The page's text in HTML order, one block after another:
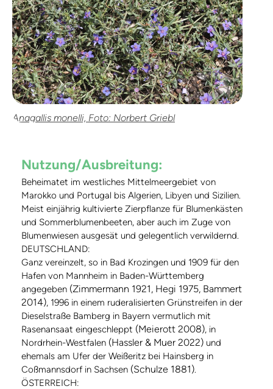
Anagallis monelli, Foto: Norbert Griebl
Nutzung/Ausbreitung:
Beheimatet im westliches Mittelmeergebiet von
Marokko und Portugal bis Algerien, Libyen und Sizilien.
Meist einjährig kultivierte Zierpflanze für Blumenkästen
und Sommerblumenbeeten, aber auch im Zuge von
Blumenwiesen ausgesät und gelegentlich verwildernd.
DEUTSCHLAND:
Ganz vereinzelt, so in Bad Krozingen und 1909 für den
Hafen von Mannheim in Baden-Württemberg
angegeben (Zimmermann 1921, Hegi 1975, Bammert
2014), 1996 in einem ruderalisierten Grünstreifen in der
Dieselstraße Bamberg in Bayern vermutlich mit
Rasenansaat eingeschleppt (Meierott 2008), in
Nordrhein-Westfalen (Hassler & Muer 2022) und
ehemals am Ufer der Weißeritz bei Hainsberg in
Coßmannsdorf in Sachsen (Schulze 1881).
ÖSTERREICH: